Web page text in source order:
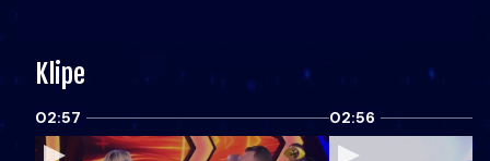
Klipe
02:57 02:56